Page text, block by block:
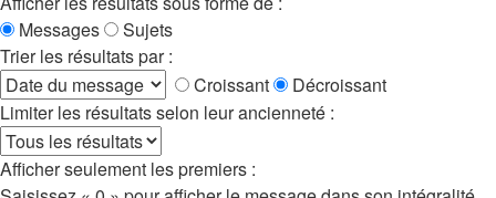
Messages
Sujets
Trier les résultats par :
Croissant
Décroissant
Limiter les résultats selon leur ancienneté :
Afficher seulement les premiers :